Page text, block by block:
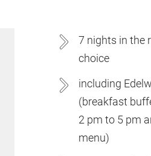
7 nights in the
choice
including
(breakfast
2 pm to 5 pm
menu)